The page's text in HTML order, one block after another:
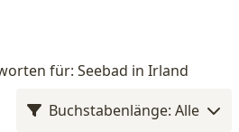
für: Seebad in Irland
Buchstabenlänge: Alle